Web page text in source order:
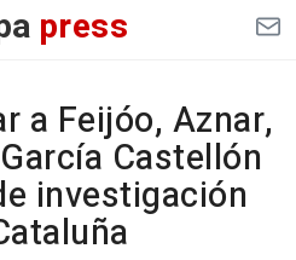
press
a Feijóo, Aznar,
Castellón
investigación